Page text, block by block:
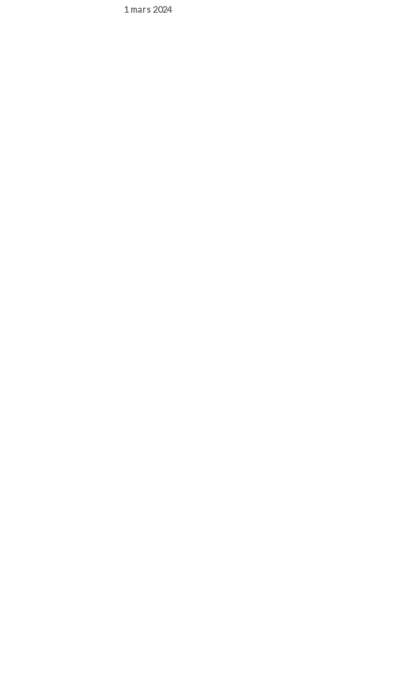
1 mars 2024